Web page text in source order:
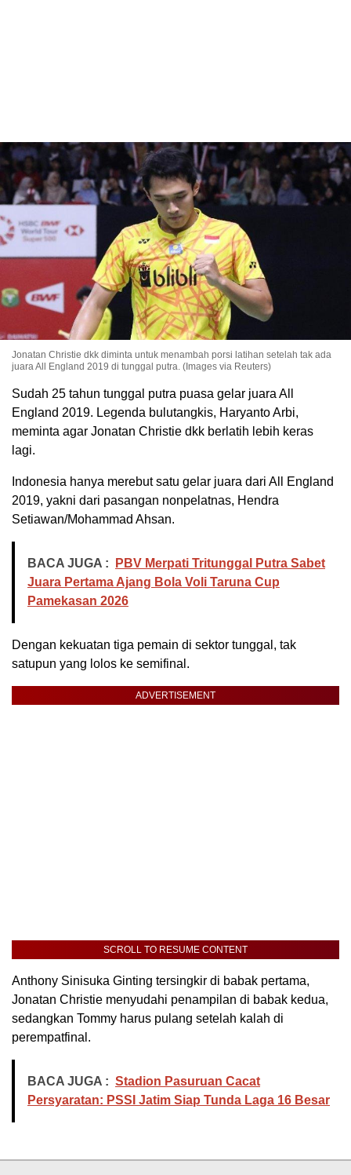
Jonatan Christie dkk diminta untuk menambah porsi latihan setelah tak ada
juara All England 2019 di tunggal putra. (Images via Reuters)
Sudah 25 tahun tunggal putra puasa gelar juara All
England 2019. Legenda bulutangkis, Haryanto Arbi,
meminta agar Jonatan Christie dkk berlatih lebih keras
lagi.
Indonesia hanya merebut satu gelar juara dari All England
2019, yakni dari pasangan nonpelatnas, Hendra
Setiawan/Mohammad Ahsan.
BACA JUGA :
PBV Merpati Tritunggal Putra Sabet
Juara Pertama Ajang Bola Voli Taruna Cup
Pamekasan 2026
Dengan kekuatan tiga pemain di sektor tunggal, tak
satupun yang lolos ke semifinal.
ADVERTISEMENT
SCROLL TO RESUME CONTENT
Anthony Sinisuka Ginting tersingkir di babak pertama,
Jonatan Christie menyudahi penampilan di babak kedua,
sedangkan Tommy harus pulang setelah kalah di
perempatfinal.
BACA JUGA : Stadion Pasuruan Cacat
Persyaratan: PSSI Jatim Siap Tunda Laga 16 Besar